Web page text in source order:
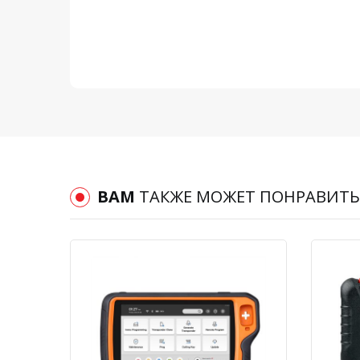
ВАМ ТАКЖЕ МОЖЕТ